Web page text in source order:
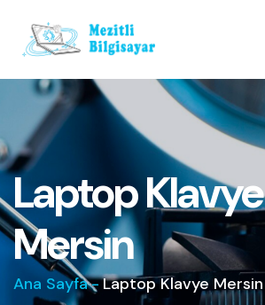
Laptop Klavye
Mersin
Ana Sayfa-Laptop Klavye Mersin